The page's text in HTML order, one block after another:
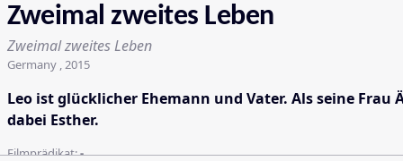
Zweimal zweites Leben
Zweimal zweites Leben
Germany , 2015
Leo ist glücklicher Ehemann und Vater. Als seine
dabei Esther.
Filmprädikat:-